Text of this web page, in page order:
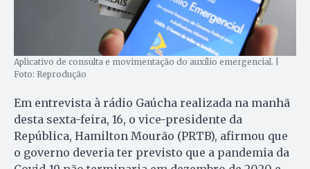
Aplicativo de consulta e movimentação do auxílio emergencial. |
Foto: Reprodução
Em entrevista à rádio Gaúcha realizada na manhã
desta sexta-feira, 16, o vice-presidente da
República, Hamilton Mourão (PRTB), afirmou que
o governo deveria ter previsto que a pandemia da